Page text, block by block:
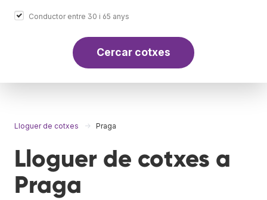
Conductor entre 30 i 65 anys
Cercar cotxes
Lloguer de cotxes Praga
Lloguer de cotxes a
Praga